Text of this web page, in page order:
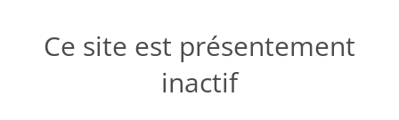
Ce site est présentement
inactif